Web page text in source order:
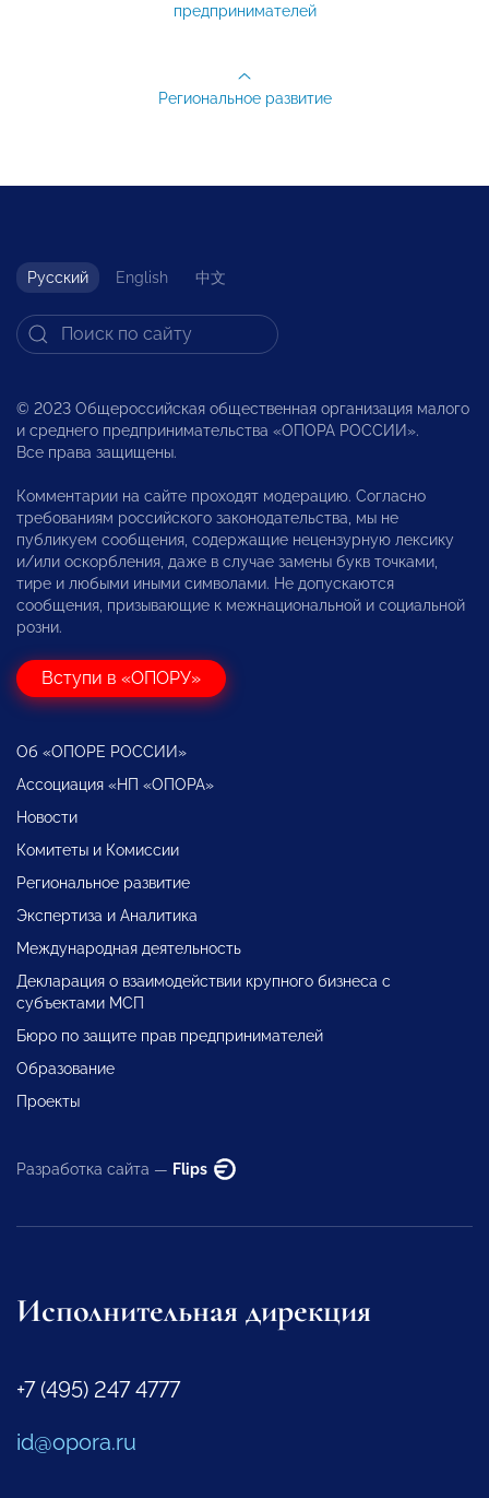
предпринимателей
Региональное развитие
Русский English 中文
© 2023 Общероссийская общественная организация малого
и среднего предпринимательства «ОПОРА РОССИИ».
Все права защищены.
Комментарии на сайте проходят модерацию. Согласно
требованиям российского законодательства, мы не
публикуем сообщения, содержащие нецензурную лексику
и/или оскорбления, даже в случае замены букв точками,
тире и любыми иными символами. Не допускаются
сообщения, призывающие к межнациональной и социальной
розни.
Вступи в «ОПОРУ»
Об «ОПОРЕ РОССИИ»
Ассоциация «НП «ОПОРА»
Новости
Комитеты и Комиссии
Региональное развитие
Экспертиза и Аналитика
Международная деятельность
Декларация о взаимодействии крупного бизнеса с
субъектами МСП
Бюро по защите прав предпринимателей
Образование
Проекты
Разработка сайта — Flips
Исполнительная дирекция
+7 (495) 247 4777
id@opora.ru